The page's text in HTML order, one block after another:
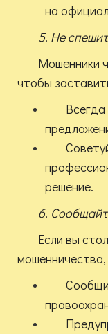
на
5. Не
Мошенники
чтобы
решение.
6.
Если вы